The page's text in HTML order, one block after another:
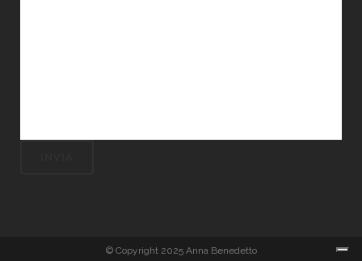
© Copyright 2025 Anna Benedetto